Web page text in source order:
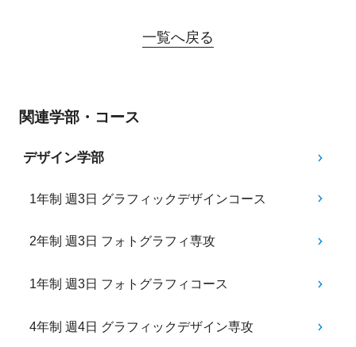
一覧へ戻る
関連学部・コース
デザイン学部
1年制 週3日 グラフィックデザインコース
2年制 週3日 フォトグラフィ専攻
1年制 週3日 フォトグラフィコース
4年制 週4日 グラフィックデザイン専攻